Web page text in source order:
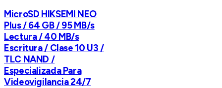
MicroSD HIKSEMI NEO
Plus / 64 GB / 95 MB/s
Lectura / 40 MB/s
Escritura / Clase 10 U3 /
TLC NAND /
Especializada Para
Videovigilancia 24/7